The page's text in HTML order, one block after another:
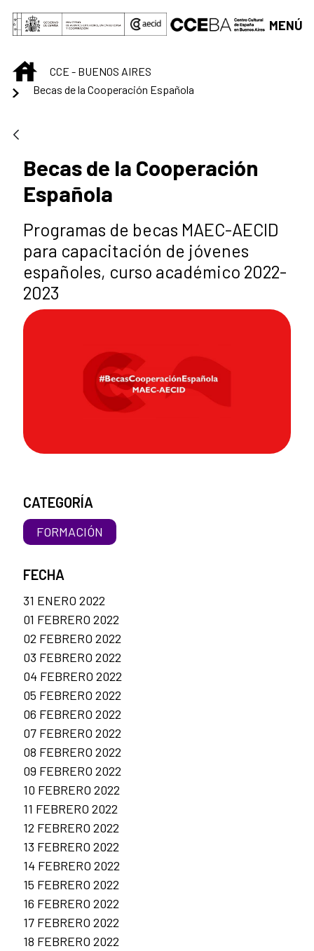
Saltar al contenido principal
MENÚ
INICIOCCE - BUENOS AIRES
Becas de la Cooperación Española
Becas de la Cooperación
Española
Programas de becas MAEC-AECID
para capacitación de jóvenes
españoles, curso académico 2022-
2023
CATEGORÍA
FORMACIÓN
FECHA
31 ENERO 2022
01 FEBRERO 2022
02 FEBRERO 2022
03 FEBRERO 2022
04 FEBRERO 2022
05 FEBRERO 2022
06 FEBRERO 2022
07 FEBRERO 2022
08 FEBRERO 2022
09 FEBRERO 2022
10 FEBRERO 2022
11 FEBRERO 2022
12 FEBRERO 2022
13 FEBRERO 2022
14 FEBRERO 2022
15 FEBRERO 2022
16 FEBRERO 2022
17 FEBRERO 2022
18 FEBRERO 2022